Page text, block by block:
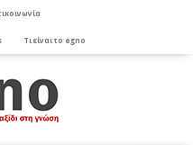
Τι είναι το egno